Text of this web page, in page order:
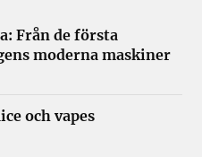
Från de första
moderna maskiner
och vapes